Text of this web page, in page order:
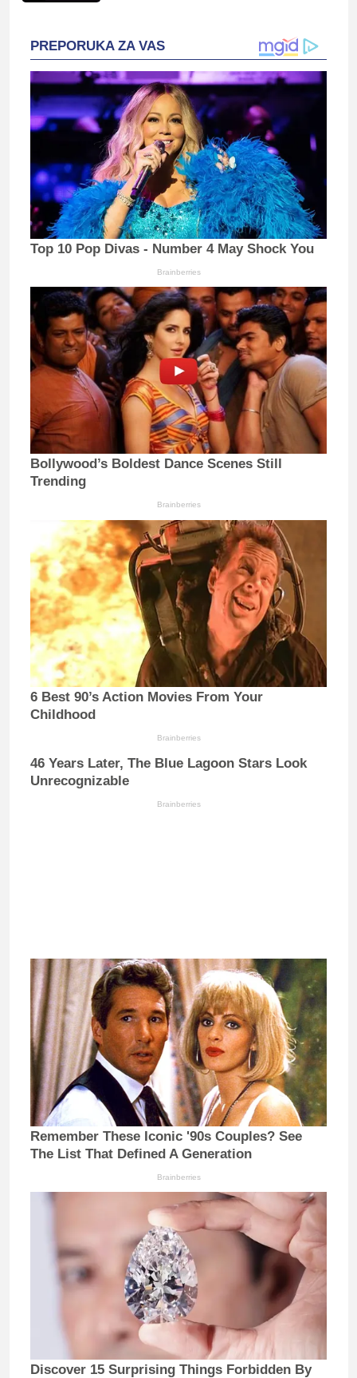
PREPORUKA ZA VAS
Top 10 Pop Divas - Number 4 May Shock You
Brainberries
Bollywood’s Boldest Dance Scenes Still
Trending
Brainberries
6 Best 90’s Action Movies From Your
Childhood
Brainberries
46 Years Later, The Blue Lagoon Stars Look
Unrecognizable
Brainberries
Remember These Iconic '90s Couples? See
The List That Defined A Generation
Brainberries
Discover 15 Surprising Things Forbidden By